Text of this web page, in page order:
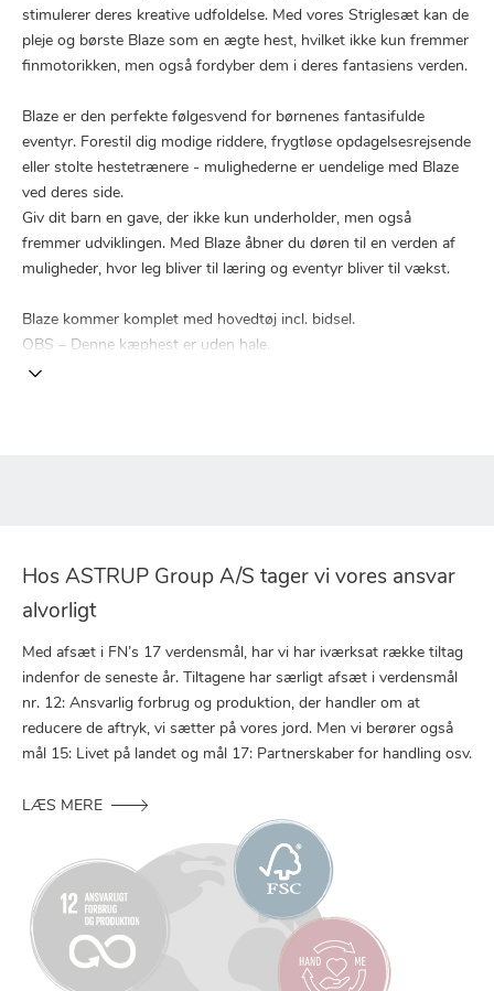
stimulerer deres kreative udfoldelse. Med vores Striglesæt kan de
pleje og børste Blaze som en ægte hest, hvilket ikke kun fremmer
finmotorikken, men også fordyber dem i deres fantasiens verden.
Blaze er den perfekte følgesvend for børnenes fantasifulde
eventyr. Forestil dig modige riddere, frygtløse opdagelsesrejsende
eller stolte hestetrænere - mulighederne er uendelige med Blaze
ved deres side.
Giv dit barn en gave, der ikke kun underholder, men også
fremmer udviklingen. Med Blaze åbner du døren til en verden af
muligheder, hvor leg bliver til læring og eventyr bliver til vækst.
Blaze kommer komplet med hovedtøj incl. bidsel.
OBS – Denne kæphest er uden hale.
Hos ASTRUP Group A/S tager vi vores ansvar
alvorligt
Med afsæt i FN’s 17 verdensmål, har vi har iværksat række tiltag
indenfor de seneste år. Tiltagene har særligt afsæt i verdensmål
nr. 12: Ansvarlig forbrug og produktion, der handler om at
reducere de aftryk, vi sætter på vores jord. Men vi berører også
mål 15: Livet på landet og mål 17: Partnerskaber for handling osv.
LÆS MERE